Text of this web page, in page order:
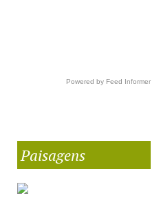
Powered by Feed Informer
Paisagens